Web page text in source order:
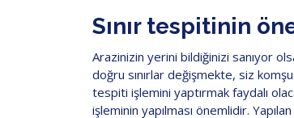
Sınır tespitinin
Arazinizin yerini bildiğinizi sanıyor
doğru sınırlar değişmekte, siz
tespiti işlemini yaptırmak faydalı
işleminin yapılması önemlidir.